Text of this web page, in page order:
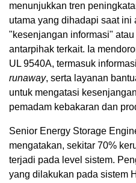
menunjukkan tren
utama yang dihadapi saat ini
"kesenjangan informasi"
antarpihak terkait. Ia
UL 9540A, termasuk
runaway, serta layanan
untuk mengatasi
pemadam kebakaran dan
Senior Energy Storage
mengatakan, sekitar 70%
terjadi pada level sistem.
yang dilakukan pada sistem